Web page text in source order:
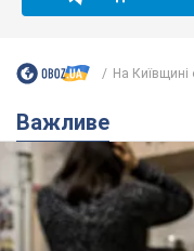
покази
неочікуване
Чи треба платити борг
5 часов назад